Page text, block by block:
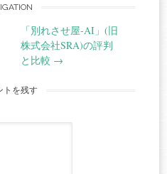
「別れさせ屋-AI」(旧
株式会社SRA)の評判
と比較 →
トを残す